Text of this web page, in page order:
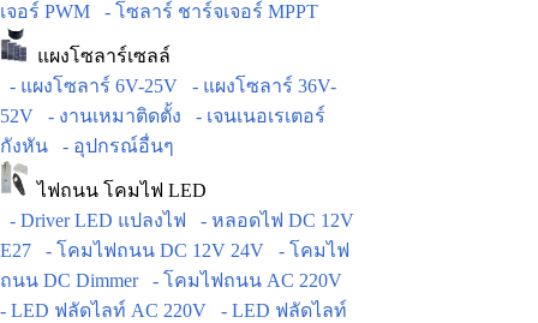
เจอร์ PWM
- โซลาร์ ชาร์จเจอร์ MPPT
แผงโซลาร์เซลล์
- แผงโซลาร์ 6V-25V
- แผงโซลาร์ 36V-
52V
- งานเหมาติดตั้ง
- เจนเนอเรเตอร์
กังหัน
- อุปกรณ์อื่นๆ
ไฟถนน โคมไฟ LED
- Driver LED แปลงไฟ
- หลอดไฟ DC 12V
E27
- โคมไฟถนน DC 12V 24V
- โคมไฟ
ถนน DC Dimmer
- โคมไฟถนน AC 220V
- LED ฟลัดไลท์ AC 220V
- LED ฟลัดไลท์